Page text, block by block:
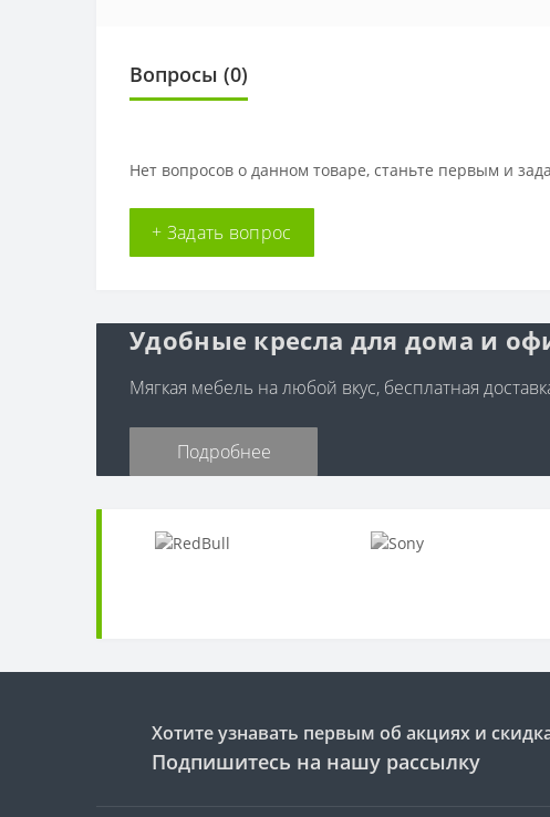
Вопросы (0)
Нет вопросов о данном товаре, станьте первым и
+ Задать вопрос
Удобные кресла для дома и
Мягкая мебель на любой вкус, бесплатная
Подробнее
Хотите узнавать первым об акциях и
Подпишитесь на нашу рассылку